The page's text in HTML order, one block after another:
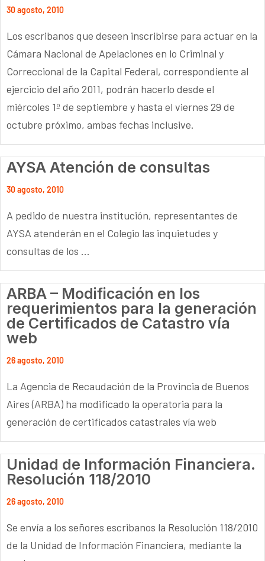
30 agosto, 2010
Los escribanos que deseen inscribirse para actuar en la
Cámara Nacional de Apelaciones en lo Criminal y
Correccional de la Capital Federal, correspondiente al
ejercicio del año 2011, podrán hacerlo desde el
miércoles 1º de septiembre y hasta el viernes 29 de
octubre próximo, ambas fechas inclusive.
AYSA Atención de consultas
30 agosto, 2010
A pedido de nuestra institución, representantes de
AYSA atenderán en el Colegio las inquietudes y
consultas de los ...
ARBA – Modificación en los
requerimientos para la generación
de Certificados de Catastro vía
web
26 agosto, 2010
La Agencia de Recaudación de la Provincia de Buenos
Aires (ARBA) ha modificado la operatoria para la
generación de certificados catastrales vía web
Unidad de Información Financiera.
Resolución 118/2010
26 agosto, 2010
Se envía a los señores escribanos la Resolución 118/2010
de la Unidad de Información Financiera, mediante la